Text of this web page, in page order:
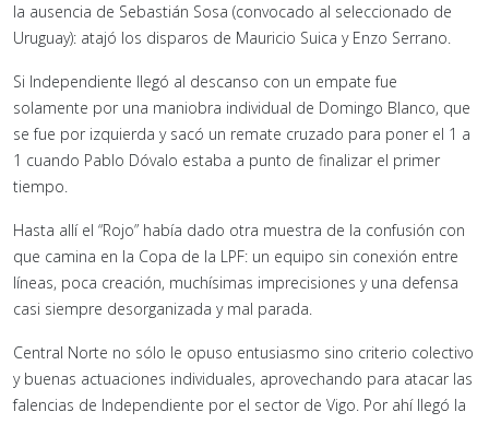
la ausencia de Sebastián Sosa (convocado al seleccionado de
Uruguay): atajó los disparos de Mauricio Suica y Enzo Serrano.
Si Independiente llegó al descanso con un empate fue
solamente por una maniobra individual de Domingo Blanco, que
se fue por izquierda y sacó un remate cruzado para poner el 1 a
1 cuando Pablo Dóvalo estaba a punto de finalizar el primer
tiempo.
Hasta allí el “Rojo” había dado otra muestra de la confusión con
que camina en la Copa de la LPF: un equipo sin conexión entre
líneas, poca creación, muchísimas imprecisiones y una defensa
casi siempre desorganizada y mal parada.
Central Norte no sólo le opuso entusiasmo sino criterio colectivo
y buenas actuaciones individuales, aprovechando para atacar las
falencias de Independiente por el sector de Vigo. Por ahí llegó la